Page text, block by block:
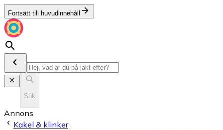
Fortsätt till huvudinnehåll
Sök
Annons
Kakel & klinker